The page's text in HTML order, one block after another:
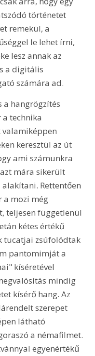
történetet
remekül, a
le lehet írni,
lesz annak az
a digitális
számára ad.
a hangrögzítés
technika
valamiképpen
keresztül az út
ami számunkra
mára sikerült
Rettentően
a mozi még
teljesen függetlenül
kétes értékű
tucatjai zsúfolódtak
pantomimját a
kíséretével
mindig
kísérő hang. Az
szerepet
látható
a némafilmet.
egyenértékű